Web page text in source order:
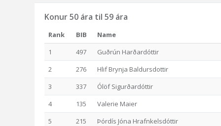
Konur 50 ára til 59 ára
Rank BIB
Name
1
497
Guðrún Harðardóttir
2
276
Hlif Brynja Baldursdottir
3
337
Ólöf Sigurðardóttir
4
135
Valerie Maier
5
215
Þórdís Jóna Hrafnkelsdóttir